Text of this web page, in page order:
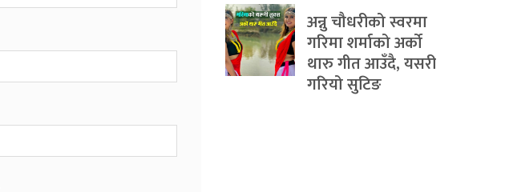
अन्नु चौधरीको स्वरमा
गरिमा शर्माको अर्को
थारु गीत आउँदै, यसरी
गरियो सुटिङ